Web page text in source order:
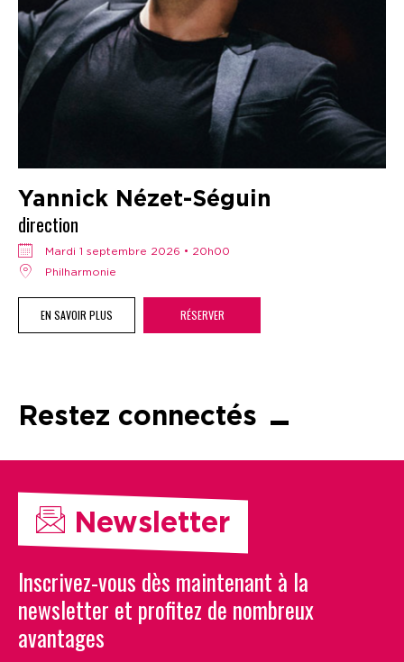
Yannick Nézet-Séguin
direction
mardi 1 septembre 2026 • 20h00
Philharmonie
EN SAVOIR PLUS RÉSERVER
Restez connectés
Newsletter
Inscrivez-vous dès maintenant à la
newsletter et profitez de nombreux
avantages